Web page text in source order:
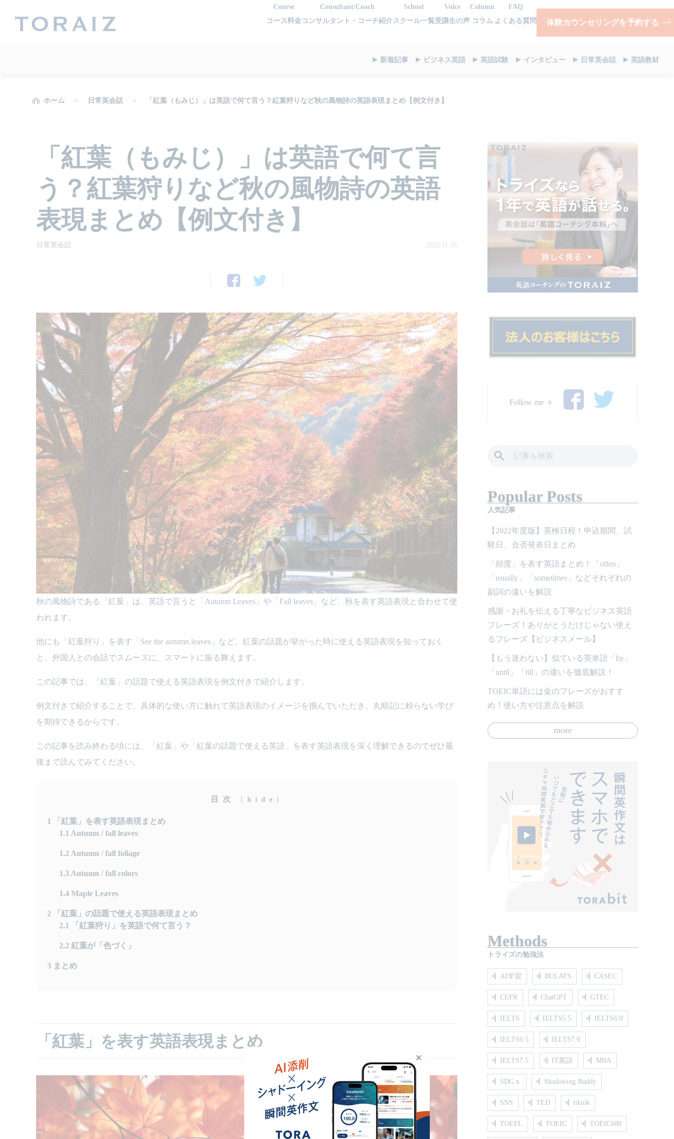
Course
コース料金
Consultant/Coach
コンサルタント・コーチ紹介
School
スクール一覧
Voice
受講生の声
Column
コラム
FAQ
よくある質問
体験カウンセリングを予約する
新着記事 ビジネス英語 英語試験 インタビュー 日常英会話 英語教材
ホーム 日常英会話 「紅葉（もみじ）」は英語で何て言う？紅葉狩りなど秋の風物詩の英語表現まとめ【例文付き】
「紅葉（もみじ）」は英語で何て言
う？紅葉狩りなど秋の風物詩の英語
表現まとめ【例文付き】
日常英会話 2022.11.16
秋の風物詩である「紅葉」は、英語で言うと「Autumn Leaves」や「Fall leaves」など、秋を表す英語表現と合わせて使
われます。
他にも「紅葉狩り」を表す「See the autumn leaves」など、紅葉の話題が挙がった時に使える英語表現を知っておく
と、外国人との会話でスムーズに、スマートに振る舞えます。
この記事では、「紅葉」の話題で使える英語表現を例文付きで紹介します。
例文付きで紹介することで、具体的な使い方に触れて英語表現のイメージを掴んでいただき、丸暗記に頼らない学び
を期待できるからです。
この記事を読み終わる頃には、「紅葉」や「紅葉の話題で使える英語」を表す英語表現を深く理解できるのでぜひ最
後まで読んでみてください。
目次 [ hide ]
1
「紅葉」を表す英語表現まとめ
1.1 Autumn / fall leaves
1.2 Autumn / fall foliage
1.3 Autumn / fall colors
1.4 Maple Leaves
2 「紅葉」の話題で使える英語表現まとめ
2.1
「紅葉狩り」を英語で何て言う？
2.2 紅葉が「色づく」
3 まとめ
「紅葉」を表す英語表現まとめ
Follow me
Popular Posts
人気記事
【2022年度版】英検日程！申込期間、試
験日、合否発表日まとめ
「頻度」を表す英語まとめ！「often」
「usually」「sometimes」などそれぞれの
副詞の違いを解説
感謝・お礼を伝える丁寧なビジネス英語
フレーズ！ありがとうだけじゃない使え
るフレーズ【ビジネスメール】
【もう迷わない】似ている英単語「by」
「until」「till」の違いを徹底解説！
TOEIC単語には金のフレーズがおすす
め！使い方や注意点を解説
more
Methods
トライズの勉強法
AI学習 BULATS CASEC
CEFR ChatGPT GTEC
IELTS IELTS5.5 IELTS6.0
IELTS6.5 IELTS7.0
IELTS7.5 IT英語 MBA
SDGｓ Shadowing Buddy
SNS TED tiktok
TOEFL TOEIC TOEIC600